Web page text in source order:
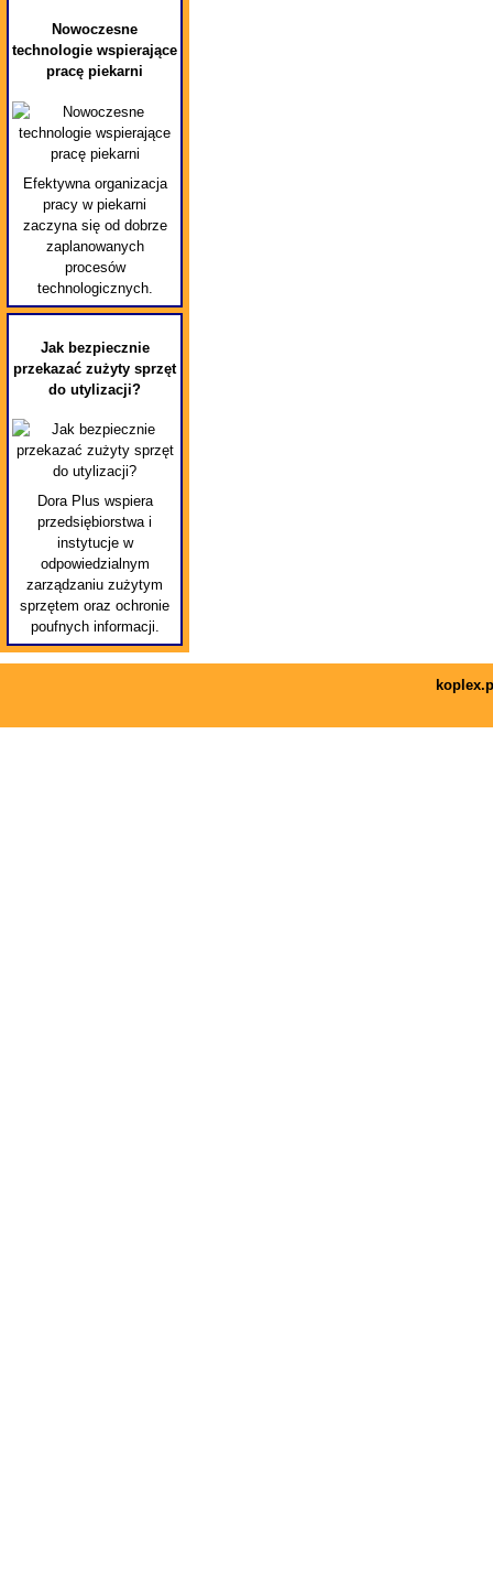
Nowoczesne
technologie wspierające
pracę piekarni
Efektywna organizacja
pracy w piekarni
zaczyna się od dobrze
zaplanowanych
procesów
technologicznych.
Jak bezpiecznie
przekazać zużyty sprzęt
do utylizacji?
Dora Plus wspiera
przedsiębiorstwa i
instytucje w
odpowiedzialnym
zarządzaniu zużytym
sprzętem oraz ochronie
poufnych informacji.